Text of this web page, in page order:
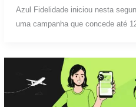
Azul Fidelidade iniciou nesta
uma campanha que concede até